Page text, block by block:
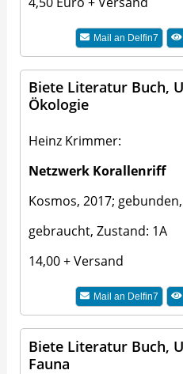
Mail an Delfin7
Biete Literatur Buch,
Ökologie
Heinz Krimmer:
Netzwerk Korallenriff
Kosmos, 2017;
gebraucht, Zustand: 1A
14,00 + Versand
Mail an Delfin7
Biete Literatur Buch,
Fauna